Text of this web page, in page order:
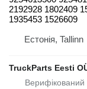
2192928 1802409
1935453 1526609
Естонія, Tallinn
TruckParts Eesti